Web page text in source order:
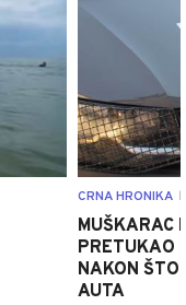
CRNA HRONIKA
MUŠKARAC
PRETUKAO
NAKON ŠTO
AUTA